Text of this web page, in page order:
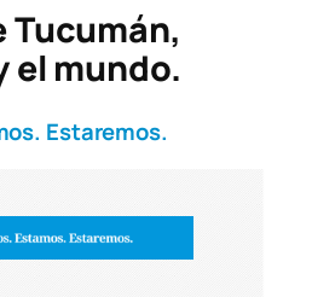
Tucumán,
el mundo.
Estaremos.